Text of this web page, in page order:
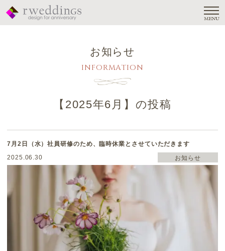
MENU
お知らせ
INFORMATION
【 2025年6月 】の投稿
7月2日（水）社員研修のため、臨時休業とさせていただきます
2025.06.30
お知らせ